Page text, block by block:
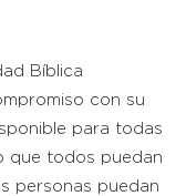
Bíblica
con su
para todas
que todos puedan
personas puedan